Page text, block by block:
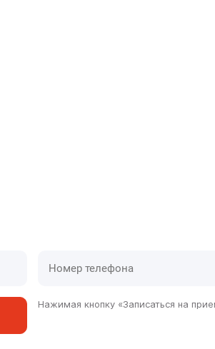
Нажимая кнопку «Записаться на